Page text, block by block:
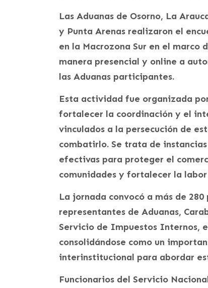
Las Aduanas de Osorno, La
y Punta Arenas realizaron el
en la Macrozona Sur en el marco
manera presencial y online a
las Aduanas participantes.
Esta actividad fue organizada
fortalecer la coordinación y el
vinculados a la persecución de
combatirlo. Se trata de
efectivas para proteger el
comunidades y fortalecer la
La jornada convocó a más de
representantes de Aduanas,
Servicio de Impuestos Internos,
consolidándose como un
interinstitucional para abordar
Funcionarios del Servicio